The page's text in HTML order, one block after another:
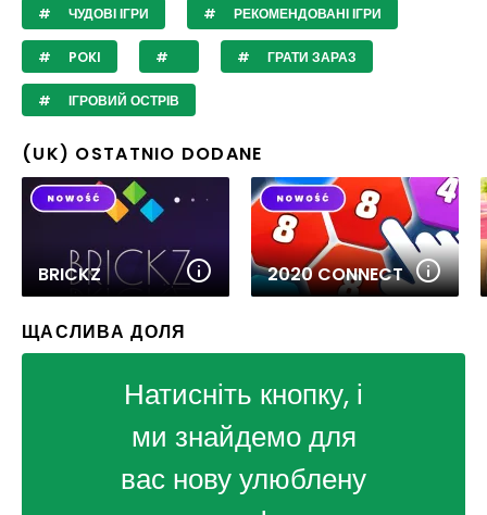
ЧУДОВІ ІГРИ РЕКОМЕНДОВАНІ ІГРИ
POKI ГРАТИ ЗАРАЗ
ІГРОВИЙ ОСТРІВ
(UK) OSTATNIO DODANE
BRICKZ 2020 CONNECT
ЩАСЛИВА ДОЛЯ
Натисніть кнопку, і
ми знайдемо для
вас нову улюблену